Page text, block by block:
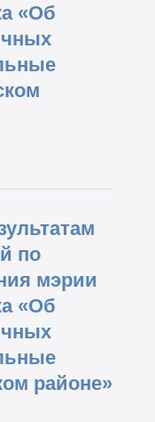
«Об
по
мэрии
«Об
районе»